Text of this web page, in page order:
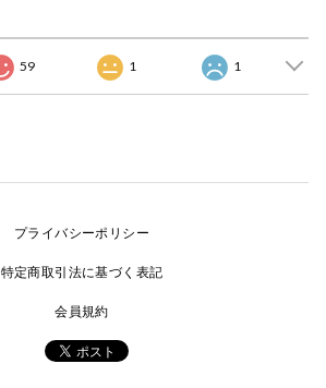
59 1 1
プライバシーポリシー
特定商取引法に基づく表記
会員規約